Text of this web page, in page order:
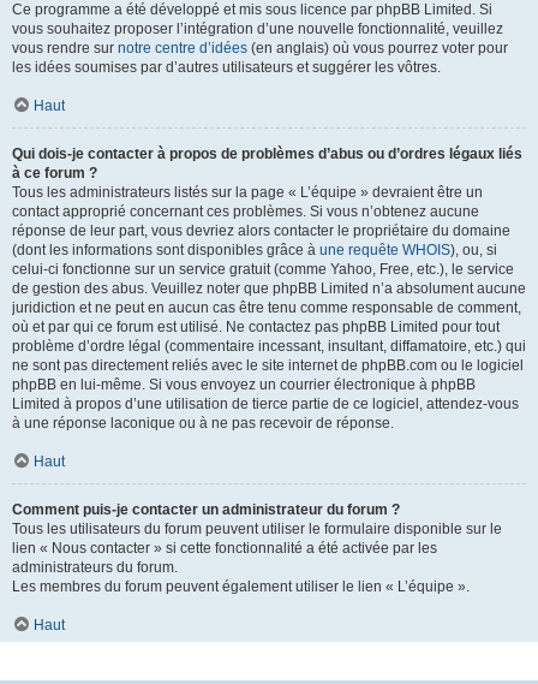
Ce programme a été développé et mis sous licence par phpBB Limited. Si
vous souhaitez proposer l’intégration d’une nouvelle fonctionnalité, veuillez
vous rendre sur notre centre d’idées (en anglais) où vous pourrez voter pour
les idées soumises par d’autres utilisateurs et suggérer les vôtres.
Haut
Qui dois-je contacter à propos de problèmes d’abus ou d’ordres légaux liés
à ce forum ?
Tous les administrateurs listés sur la page « L’équipe » devraient être un
contact approprié concernant ces problèmes. Si vous n’obtenez aucune
réponse de leur part, vous devriez alors contacter le propriétaire du domaine
(dont les informations sont disponibles grâce à une requête WHOIS), ou, si
celui-ci fonctionne sur un service gratuit (comme Yahoo, Free, etc.), le service
de gestion des abus. Veuillez noter que phpBB Limited n’a absolument aucune
juridiction et ne peut en aucun cas être tenu comme responsable de comment,
où et par qui ce forum est utilisé. Ne contactez pas phpBB Limited pour tout
problème d’ordre légal (commentaire incessant, insultant, diffamatoire, etc.) qui
ne sont pas directement reliés avec le site internet de phpBB.com ou le logiciel
phpBB en lui-même. Si vous envoyez un courrier électronique à phpBB
Limited à propos d’une utilisation de tierce partie de ce logiciel, attendez-vous
à une réponse laconique ou à ne pas recevoir de réponse.
Haut
Comment puis-je contacter un administrateur du forum ?
Tous les utilisateurs du forum peuvent utiliser le formulaire disponible sur le
lien « Nous contacter » si cette fonctionnalité a été activée par les
administrateurs du forum.
Les membres du forum peuvent également utiliser le lien « L’équipe ».
Haut